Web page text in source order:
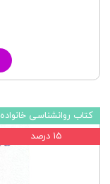
کتاب روانشناسی خانواده
۱۵ درصد